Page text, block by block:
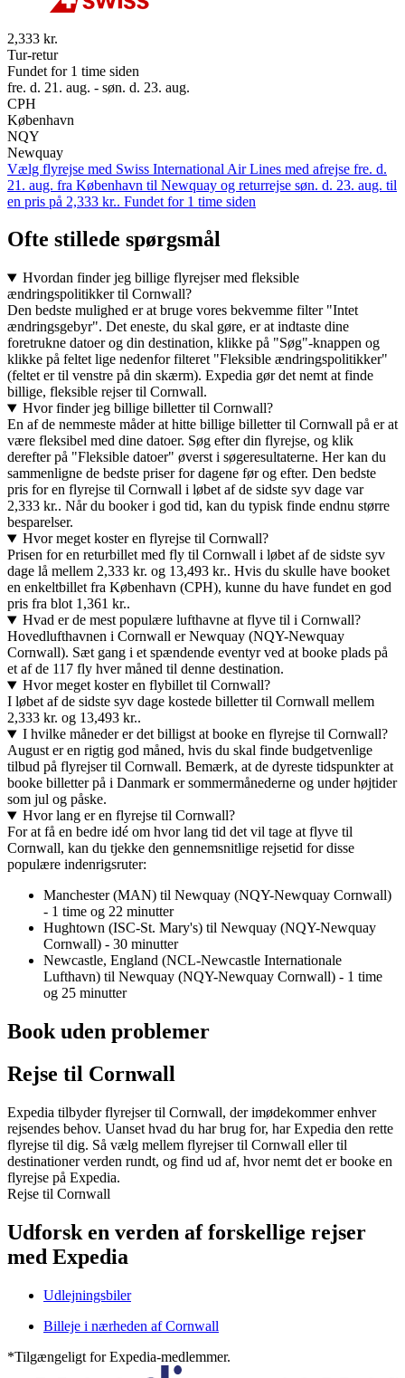
2,333 kr.
Tur-retur
Fundet for 1 time siden
fre. d. 21. aug. - søn. d. 23. aug.
CPH
København
NQY
Newquay
Vælg flyrejse med Swiss International Air Lines med afrejse fre. d.
21. aug. fra København til Newquay og returrejse søn. d. 23. aug. til
en pris på 2,333 kr.. Fundet for 1 time siden
Ofte stillede spørgsmål
Hvordan finder jeg billige flyrejser med fleksible
ændringspolitikker til Cornwall?
Den bedste mulighed er at bruge vores bekvemme filter "Intet
ændringsgebyr". Det eneste, du skal gøre, er at indtaste dine
foretrukne datoer og din destination, klikke på "Søg"-knappen og
klikke på feltet lige nedenfor filteret "Fleksible ændringspolitikker"
(feltet er til venstre på din skærm). Expedia gør det nemt at finde
billige, fleksible rejser til Cornwall.
Hvor finder jeg billige billetter til Cornwall?
En af de nemmeste måder at hitte billige billetter til Cornwall på er at
være fleksibel med dine datoer. Søg efter din flyrejse, og klik
derefter på "Fleksible datoer" øverst i søgeresultaterne. Her kan du
sammenligne de bedste priser for dagene før og efter. Den bedste
pris for en flyrejse til Cornwall i løbet af de sidste syv dage var
2,333 kr.. Når du booker i god tid, kan du typisk finde endnu større
besparelser.
Hvor meget koster en flyrejse til Cornwall?
Prisen for en returbillet med fly til Cornwall i løbet af de sidste syv
dage lå mellem 2,333 kr. og 13,493 kr.. Hvis du skulle have booket
en enkeltbillet fra København (CPH), kunne du have fundet en god
pris fra blot 1,361 kr..
Hvad er de mest populære lufthavne at flyve til i Cornwall?
Hovedlufthavnen i Cornwall er Newquay (NQY-Newquay
Cornwall). Sæt gang i et spændende eventyr ved at booke plads på
et af de 117 fly hver måned til denne destination.
Hvor meget koster en flybillet til Cornwall?
I løbet af de sidste syv dage kostede billetter til Cornwall mellem
2,333 kr. og 13,493 kr..
I hvilke måneder er det billigst at booke en flyrejse til Cornwall?
August er en rigtig god måned, hvis du skal finde budgetvenlige
tilbud på flyrejser til Cornwall. Bemærk, at de dyreste tidspunkter at
booke billetter på i Danmark er sommermånederne og under højtider
som jul og påske.
Hvor lang er en flyrejse til Cornwall?
For at få en bedre idé om hvor lang tid det vil tage at flyve til
Cornwall, kan du tjekke den gennemsnitlige rejsetid for disse
populære indenrigsruter:
Manchester (MAN) til Newquay (NQY-Newquay Cornwall)
- 1 time og 22 minutter
Hughtown (ISC-St. Mary's) til Newquay (NQY-Newquay
Cornwall) - 30 minutter
Newcastle, England (NCL-Newcastle Internationale
Lufthavn) til Newquay (NQY-Newquay Cornwall) - 1 time
og 25 minutter
Book uden problemer
Rejse til Cornwall
Expedia tilbyder flyrejser til Cornwall, der imødekommer enhver
rejsendes behov. Uanset hvad du har brug for, har Expedia den rette
flyrejse til dig. Så vælg mellem flyrejser til Cornwall eller til
destinationer verden rundt, og find ud af, hvor nemt det er booke en
flyrejse på Expedia.
Rejse til Cornwall
Udforsk en verden af forskellige rejser
med Expedia
Udlejningsbiler
Billeje i nærheden af Cornwall
*Tilgængeligt for Expedia-medlemmer.